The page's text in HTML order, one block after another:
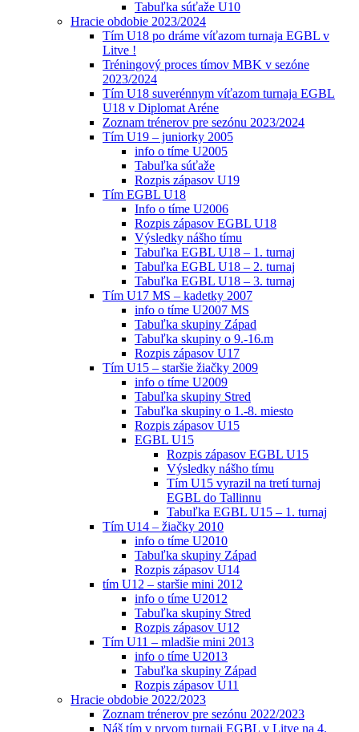
Tabuľka súťaže U10
Hracie obdobie 2023/2024
Tím U18 po dráme víťazom turnaja EGBL v
Litve !
Tréningový proces tímov MBK v sezóne
2023/2024
Tím U18 suverénnym víťazom turnaja EGBL
U18 v Diplomat Aréne
Zoznam trénerov pre sezónu 2023/2024
Tím U19 – juniorky 2005
info o tíme U2005
Tabuľka súťaže
Rozpis zápasov U19
Tím EGBL U18
Info o tíme U2006
Rozpis zápasov EGBL U18
Výsledky nášho tímu
Tabuľka EGBL U18 – 1. turnaj
Tabuľka EGBL U18 – 2. turnaj
Tabuľka EGBL U18 – 3. turnaj
Tím U17 MS – kadetky 2007
info o tíme U2007 MS
Tabuľka skupiny Západ
Tabuľka skupiny o 9.-16.m
Rozpis zápasov U17
Tím U15 – staršie žiačky 2009
info o tíme U2009
Tabuľka skupiny Stred
Tabuľka skupiny o 1.-8. miesto
Rozpis zápasov U15
EGBL U15
Rozpis zápasov EGBL U15
Výsledky nášho tímu
Tím U15 vyrazil na tretí turnaj
EGBL do Tallinnu
Tabuľka EGBL U15 – 1. turnaj
Tím U14 – žiačky 2010
info o tíme U2010
Tabuľka skupiny Západ
Rozpis zápasov U14
tím U12 – staršie mini 2012
info o tíme U2012
Tabuľka skupiny Stred
Rozpis zápasov U12
Tím U11 – mladšie mini 2013
info o tíme U2013
Tabuľka skupiny Západ
Rozpis zápasov U11
Hracie obdobie 2022/2023
Zoznam trénerov pre sezónu 2022/2023
Náš tím v prvom turnaji EGBL v Litve na 4.